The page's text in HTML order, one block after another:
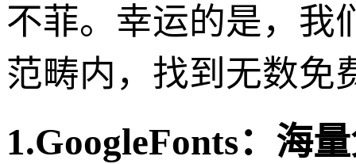
不菲。幸运的是，我
范畴内，找到无数免
1.GoogleFonts：海